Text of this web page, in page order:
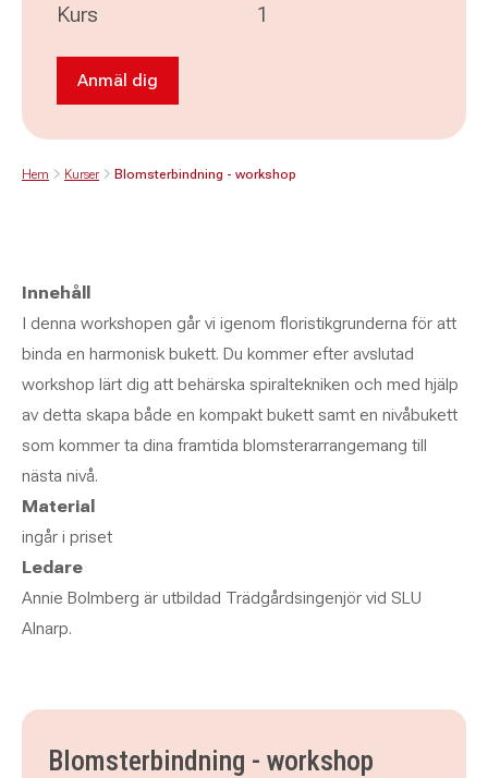
Kurs
1
Anmäl dig till Blomsterbindning - workshop
Anmäl dig
Hem Kurser Blomsterbindning - workshop
Innehåll
I denna workshopen går vi igenom floristikgrunderna för att
binda en harmonisk bukett. Du kommer efter avslutad
workshop lärt dig att behärska spiraltekniken och med hjälp
av detta skapa både en kompakt bukett samt en nivåbukett
som kommer ta dina framtida blomsterarrangemang till
nästa nivå.
Material
ingår i priset
Ledare
Annie Bolmberg är utbildad Trädgårdsingenjör vid SLU
Alnarp.
Blomsterbindning - workshop